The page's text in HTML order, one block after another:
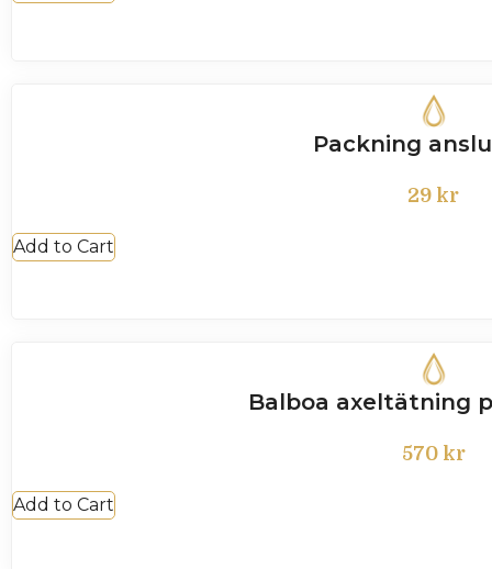
Packning
29 kr
Add to Cart
Balboa axeltätning
570 kr
Add to Cart